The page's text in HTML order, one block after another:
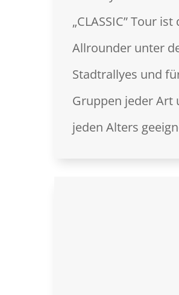
„CLASSIC” Tour ist
Allrounder unter
Stadtrallyes und
Gruppen jeder Art
jeden Alters